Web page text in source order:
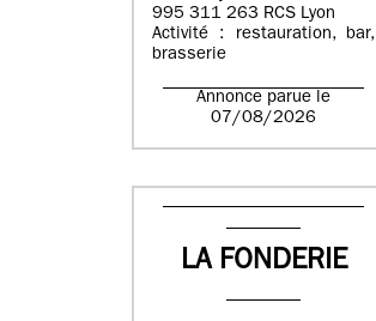
995 311 263 RCS Lyon
Activité : restauration, bar,
brasserie
Annonce parue le
07/08/2026
LA FONDERIE